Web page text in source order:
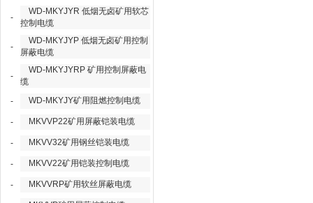
-
WD-MKYJYR 低烟无卤矿用软芯
控制电缆
-
WD-MKYJYP 低烟无卤矿用控制
屏蔽电缆
-
WD-MKYJYRP 矿用控制屏蔽电
缆
-
WD-MKYJY矿用阻燃控制电缆
- MKVVP22矿用屏蔽铠装电缆
- MKVV32矿用钢丝铠装电缆
- MKVV22矿用铠装控制电缆
- MKVVRP矿用软丝屏蔽电缆